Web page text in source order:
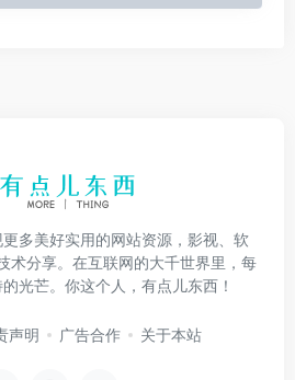
多美好实用的网站资源，影视、软
术分享。在互联网的大千世界里，每
光芒。你这个人，有点儿东西！
声明 广告合作 关于本站